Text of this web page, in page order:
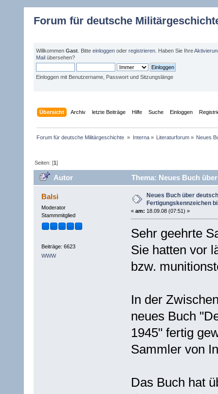
Forum für deutsche
Willkommen Gast . Bitte einloggen oder registrieren . Haben Sie Ihre
Mail übersehen?
Einloggen mit Benutzername, Passwort und Sitzungslänge
Übersicht Archiv letzte Beiträge Hilfe Suche Einloggen
Forum für deutsche Militärgeschichte » Interna» Literaturforum» Neues
Seiten: [1]
Autor Thema: Neues Buch
Balsi
Moderator
Stammmitglied
Beiträge: 6623
WWW
Neues Buch über
Fertigungskennzeichen
« am: 18.09.08 (07:51) »
Sehr geehrte
Sie hatten vor
bzw.
In der
neues Buch
1945" fertig
Sammler von
Das Buch hat